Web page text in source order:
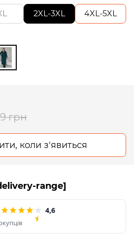
2XL-3XL 4XL-5XL
грн
коли з'явиться
range]
4,6